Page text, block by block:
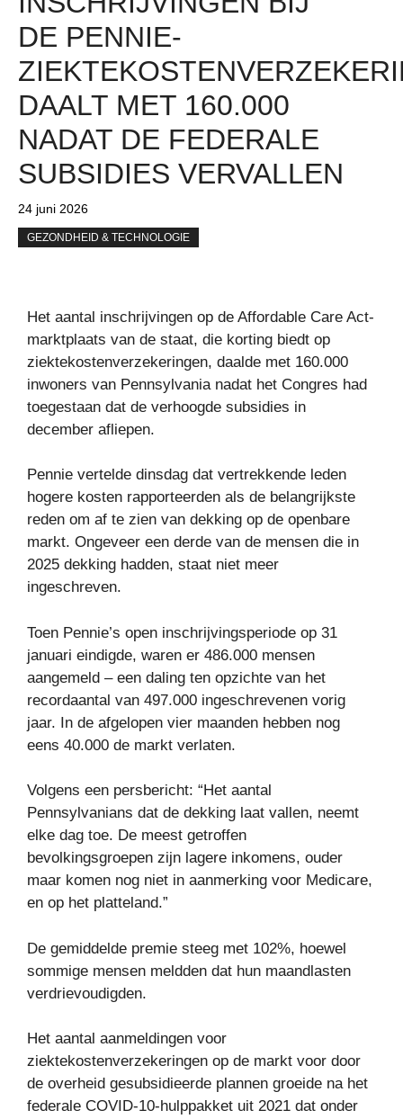
DE PENNIE-
DAALT MET 160.000
NADAT DE FEDERALE
SUBSIDIES VERVALLEN
24 juni 2026
GEZONDHEID & TECHNOLOGIE
Het aantal inschrijvingen op de Affordable Care Act-
marktplaats van de staat, die korting biedt op
ziektekostenverzekeringen, daalde met 160.000
inwoners van Pennsylvania nadat het Congres had
toegestaan ​​dat de verhoogde subsidies in
december afliepen.
Pennie vertelde dinsdag dat vertrekkende leden
hogere kosten rapporteerden als de belangrijkste
reden om af te zien van dekking op de openbare
markt. Ongeveer een derde van de mensen die in
2025 dekking hadden, staat niet meer
ingeschreven.
Toen Pennie’s open inschrijvingsperiode op 31
januari eindigde, waren er 486.000 mensen
aangemeld – een daling ten opzichte van het
recordaantal van 497.000 ingeschrevenen vorig
jaar. In de afgelopen vier maanden hebben nog
eens 40.000 de markt verlaten.
Volgens een persbericht: “Het aantal
Pennsylvanians dat de dekking laat vallen, neemt
elke dag toe. De meest getroffen
bevolkingsgroepen zijn lagere inkomens, ouder
maar komen nog niet in aanmerking voor Medicare,
en op het platteland.”
De gemiddelde premie steeg met 102%, hoewel
sommige mensen meldden dat hun maandlasten
verdrievoudigden.
Het aantal aanmeldingen voor
ziektekostenverzekeringen op de markt voor door
de overheid gesubsidieerde plannen groeide na het
federale COVID-10-hulppakket uit 2021 dat onder